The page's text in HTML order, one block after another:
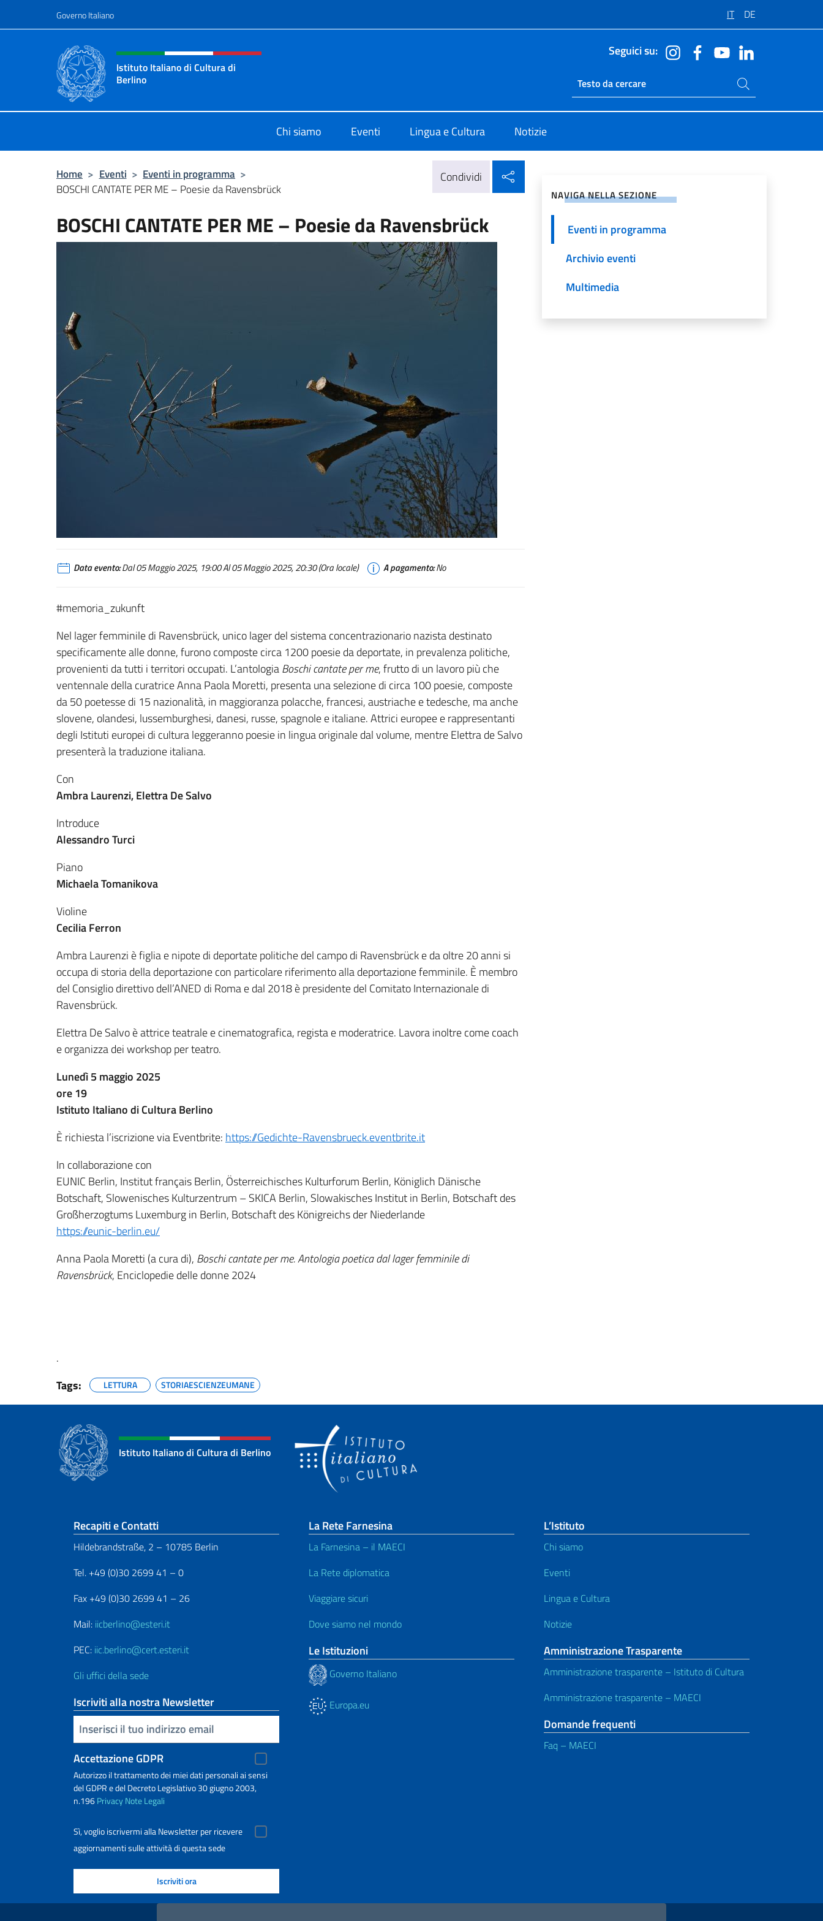
Governo Italiano IT DE
Intestazione sito, social e menù
Istituto Italiano di Cultura di
Berlino
Seguici su:
Ricerca sito live
Cerca nel sito
Chi siamo Eventi Lingua e Cultura Notizie
Home > Eventi > Eventi in programma >
BOSCHI CANTATE PER ME – Poesie da Ravensbrück
Condividi
BOSCHI CANTATE PER ME – Poesie da Ravensbrück
Data evento:Dal 05 Maggio 2025, 19:00 Al 05 Maggio 2025, 20:30 (Ora locale) A pagamento:No
#memoria_zukunft
Nel lager femminile di Ravensbrück, unico lager del sistema concentrazionario nazista destinato
specificamente alle donne, furono composte circa 1200 poesie da deportate, in prevalenza politiche,
provenienti da tutti i territori occupati. L’antologiaBoschi cantate per me, frutto di un lavoro più che
ventennale della curatrice Anna Paola Moretti, presenta una selezione di circa 100 poesie, composte
da 50 poetesse di 15 nazionalità, in maggioranza polacche, francesi, austriache e tedesche, ma anche
slovene, olandesi, lussemburghesi, danesi, russe, spagnole e italiane. Attrici europee e rappresentanti
degli Istituti europei di cultura leggeranno poesie in lingua originale dal volume, mentre Elettra de Salvo
presenterà la traduzione italiana.
Con
Ambra Laurenzi, Elettra De Salvo
Introduce
Alessandro Turci
Piano
Michaela Tomanikova
Violine
Cecilia Ferron
Ambra Laurenzi è figlia e nipote di deportate politiche del campo di Ravensbrück e da oltre 20 anni si
occupa di storia della deportazione con particolare riferimento alla deportazione femminile. È membro
del Consiglio direttivo dell’ANED di Roma e dal 2018 è presidente del Comitato Internazionale di
Ravensbrück.
Elettra De Salvo è attrice teatrale e cinematografica, regista e moderatrice. Lavora inoltre come coach
e organizza dei workshop per teatro.
Lunedì 5 maggio 2025
ore 19
Istituto Italiano di Cultura Berlino
È richiesta l’iscrizione via Eventbrite: https://Gedichte-Ravensbrueck.eventbrite.it
In collaborazione con
EUNIC Berlin, Institut français Berlin, Österreichisches Kulturforum Berlin, Königlich Dänische
Botschaft, Slowenisches Kulturzentrum – SKICA Berlin, Slowakisches Institut in Berlin, Botschaft des
Großherzogtums Luxemburg in Berlin, Botschaft des Königreichs der Niederlande
https://eunic-berlin.eu/
Anna Paola Moretti (a cura di), Boschi cantate per me. Antologia poetica dal lager femminile di
Ravensbrück, Enciclopedie delle donne 2024
.
Tags:
LETTURA STORIAESCIENZEUMANE
NAVIGA NELLA SEZIONE
Eventi in programma
Archivio eventi
Multimedia
Istituto Italiano di Cultura di Berlino
Sezione footer
Recapiti e Contatti
Hildebrandstraße, 2 – 10785 Berlin
Tel. +49 (0)30 2699 41 – 0
Fax +49 (0)30 2699 41 – 26
Mail: iicberlino@esteri.it
PEC: iic.berlino@cert.esteri.it
Gli uffici della sede
Iscriviti alla nostra Newsletter
Inserisci la tua email
Accettazione GDPR
Autorizzo il trattamento dei miei dati personali ai sensi
del GDPR e del Decreto Legislativo 30 giugno 2003,
n.196PrivacyNote Legali
Sì, voglio iscrivermi alla Newsletter per ricevere
aggiornamenti sulle attività di questa sede
La Rete Farnesina
La Farnesina – il MAECI
La Rete diplomatica
Viaggiare sicuri
Dove siamo nel mondo
Le Istituzioni
Governo Italiano
Europa.eu
L’Istituto
Chi siamo
Eventi
Lingua e Cultura
Notizie
Amministrazione Trasparente
Amministrazione trasparente – Istituto di Cultura
Amministrazione trasparente – MAECI
Domande frequenti
Faq – MAECI